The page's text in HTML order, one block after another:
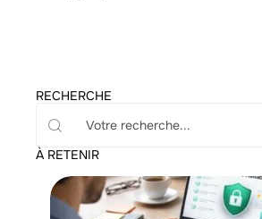
RECHERCHE
À RETENIR